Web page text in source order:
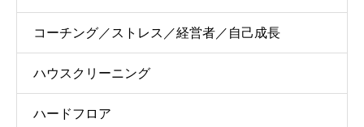
コーチング／ストレス／経営者／自己成長
ハウスクリーニング
ハードフロア